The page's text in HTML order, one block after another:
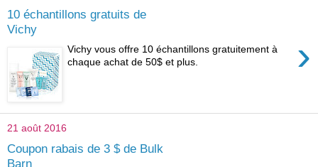
10 échantillons gratuits de
Vichy
›
Vichy vous offre 10 échantillons gratuitement à
chaque achat de 50$ et plus.
21 août 2016
Coupon rabais de 3 $ de Bulk
Barn